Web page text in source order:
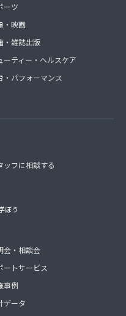
ーツ
・映画
・雑誌出版
ーティー・ヘルスケア
・パフォーマンス
ッフに相談する
ぼう
会・相談会
ートサービス
事例
データ